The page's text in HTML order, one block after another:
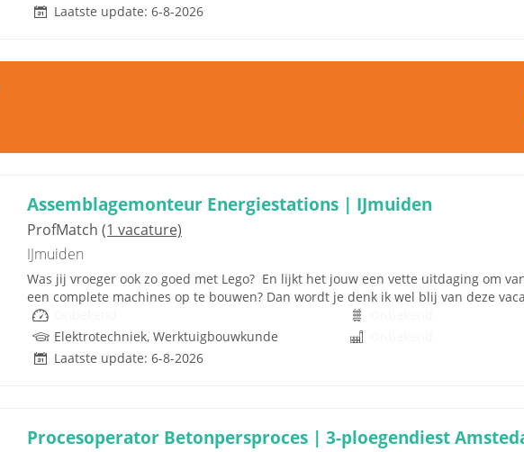
Laatste update: 6-8-2026
Assemblagemonteur Energiestations | IJmuiden
ProfMatch (1 vacature)
IJmuiden
Was jij vroeger ook zo goed met Lego? En lijkt het jouw een vette uitdaging om
een complete machines op te bouwen? Dan wordt je denk ik wel blij van deze
Elektrotechniek, Werktuigbouwkunde
Laatste update: 6-8-2026
Procesoperator Betonpersproces | 3-ploegendiest